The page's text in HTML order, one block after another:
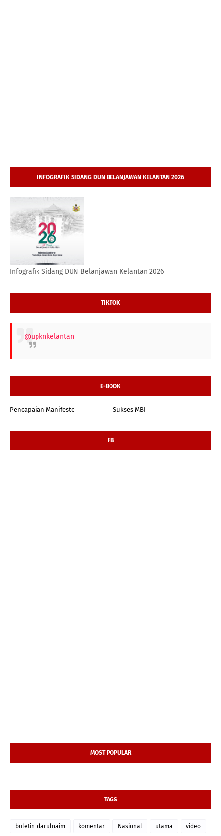
INFOGRAFIK SIDANG DUN BELANJAWAN KELANTAN 2026
Infografik Sidang DUN Belanjawan Kelantan 2026
TIKTOK
@upknkelantan
E-BOOK
Pencapaian Manifesto Sukses MBI
FB
MOST POPULAR
TAGS
buletin-darulnaim komentar Nasional utama video